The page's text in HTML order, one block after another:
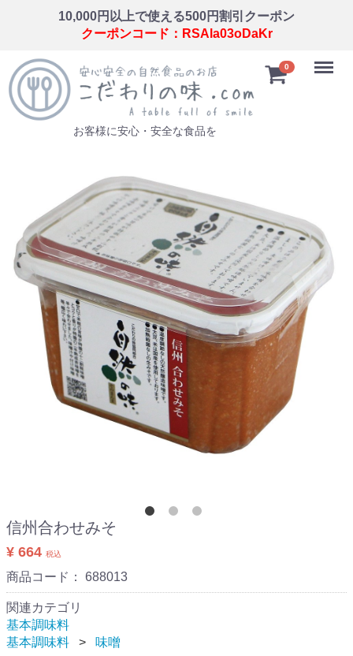
10,000円以上で使える500円割引クーポン
クーポンコード：RSAla03oDaKr
お客様に安心・安全な食品を
0
Menu
信州合わせみそ
¥ 664 税込
商品コード： 688013
関連カテゴリ
基本調味料
基本調味料
味噌